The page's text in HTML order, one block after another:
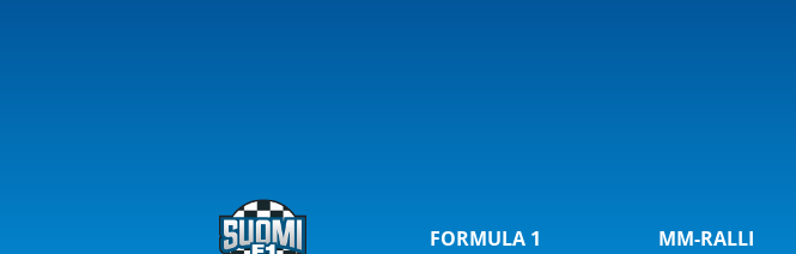
FORMULA 1 MM-RALLI